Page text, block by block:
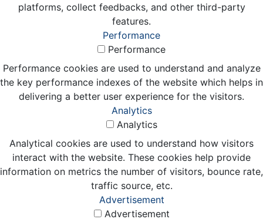
platforms, collect feedbacks, and other third-party
features.
Performance
Performance
Performance cookies are used to understand and analyze
the key performance indexes of the website which helps in
delivering a better user experience for the visitors.
Analytics
Analytics
Analytical cookies are used to understand how visitors
interact with the website. These cookies help provide
information on metrics the number of visitors, bounce rate,
traffic source, etc.
Advertisement
Advertisement